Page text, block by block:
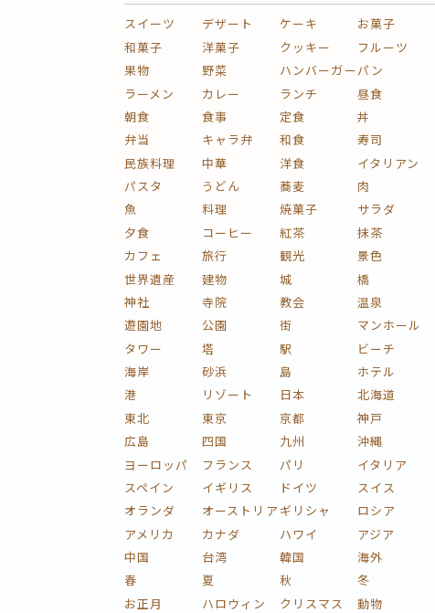
スイーツ デザート ケーキ
お菓子
和菓子
洋菓子 クッキー
フルーツ
果物
野菜 ハンバーガーパン
ラーメン
カレー ランチ
昼食
朝食
食事 定食
丼
弁当
キャラ弁 和食
寿司
民族料理
中華 洋食
イタリアン
パスタ
うどん 蕎麦
肉
魚
料理 焼菓子
サラダ
夕食
コーヒー 紅茶
抹茶
カフェ
旅行 観光
景色
世界遺産
建物 城
橋
神社
寺院 教会
温泉
遊園地
公園 街
マンホール
タワー
塔 駅
ビーチ
海岸
砂浜 島
ホテル
港
リゾート 日本
北海道
東北
東京 京都
神戸
広島
四国 九州
沖縄
ヨーロッパ
フランス パリ
イタリア
スペイン
イギリス ドイツ
スイス
オランダ
オーストリア ギリシャ
ロシア
アメリカ
カナダ ハワイ
アジア
中国
台湾 韓国
海外
春
夏 秋
冬
お正月
ハロウィン クリスマス
動物